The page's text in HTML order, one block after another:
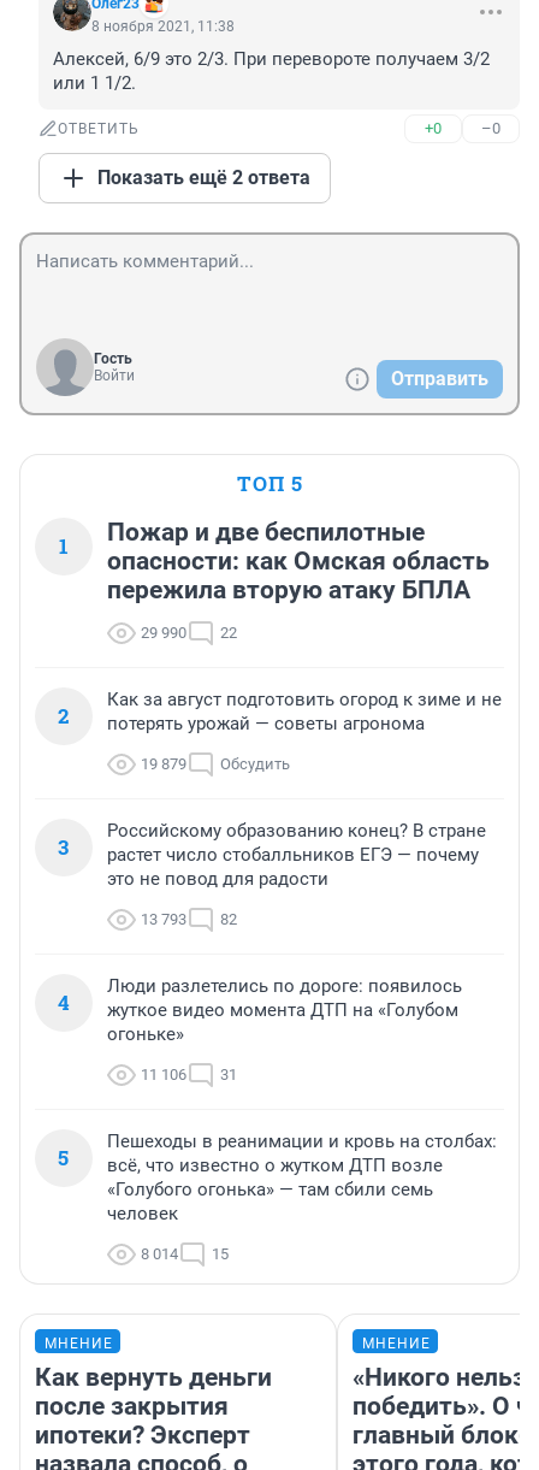
Олег23
8 ноября 2021, 11:38
Алексей, 6/9 это 2/3. При перевороте получаем 3/2
или 1 1/2.
ОТВЕТИТЬ +0 –0
Показать ещё 2 ответа
Гость
Войти
Отправить
ТОП 5
1
Пожар и две беспилотные
опасности: как Омская область
пережила вторую атаку БПЛА
29 990 22
2
Как за август подготовить огород к зиме и не
потерять урожай — советы агронома
19 879 Обсудить
3
Российскому образованию конец? В стране
растет число стобалльников ЕГЭ — почему
это не повод для радости
13 793 82
4
Люди разлетелись по дороге: появилось
жуткое видео момента ДТП на «Голубом
огоньке»
11 106 31
5
Пешеходы в реанимации и кровь на столбах:
всё, что известно о жутком ДТП возле
«Голубого огонька» — там сбили семь
человек
8 014 15
МНЕНИЕ
Как вернуть деньги
после закрытия
ипотеки? Эксперт
назвала способ, о
МНЕНИЕ
«Никого нельзя
победить». О
главный
этого года,